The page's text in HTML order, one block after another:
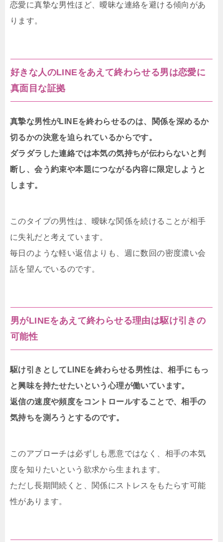
恋愛に真摯な男性ほど、曖昧な連絡を避ける傾向があ
ります。
好きな人のLINEをあえて終わらせる男は恋愛に
真面目な証拠
真摯な男性がLINEを終わらせるのは、関係を深めるか
切るかの決意を迫られているからです。
ダラダラした連絡では本気の気持ちが伝わらないと判
断し、会う約束や本題につながる内容に限定しようと
します。
このタイプの男性は、曖昧な関係を続けることが相手
に失礼だと考えています。
毎日のような軽い返信よりも、週に数回の密度濃い会
話を望んでいるのです。
男がLINEをあえて終わらせる理由は駆け引きの
可能性
駆け引きとしてLINEを終わらせる男性は、相手にもっ
と興味を持たせたいという心理が働いています。
返信の速度や頻度をコントロールすることで、相手の
気持ちを測ろうとするのです。
このアプローチは必ずしも悪意ではなく、相手の本気
度を知りたいという欲求から生まれます。
ただし長期間続くと、関係にストレスをもたらす可能
性があります。